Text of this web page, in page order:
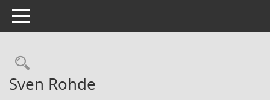
Toggle navigation
Rechercheauswahl
Sven Rohde